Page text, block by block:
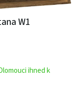
W1
ihned k